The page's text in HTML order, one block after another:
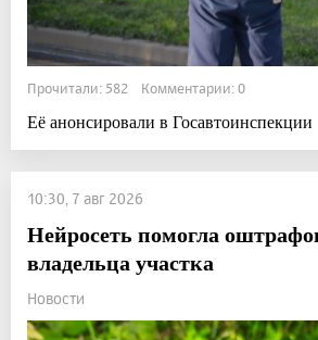
Прочитали: 582 Комментарии: 0
Её анонсировали в Госавтоинспекции
10:30, 7 авг 2026
Нейросеть помогла
владельца участка
Новости